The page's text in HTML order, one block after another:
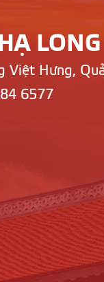
LONG
Việt Hưng,
6577